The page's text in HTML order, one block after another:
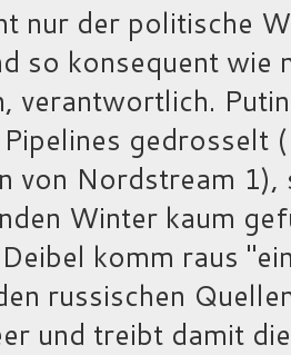
nur der politische
so konsequent wie
verantwortlich.
von Nordstream
Winter kaum
komm raus
russischen
und treibt damit